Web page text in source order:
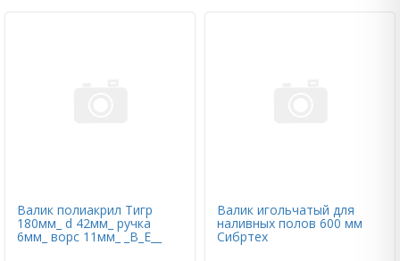
Валик полиакрил Тигр
180мм_ d 42мм_ ручка
6мм_ ворс 11мм_ _B_E__
Валик игольчатый для
наливных полов 600 мм
Сибртех